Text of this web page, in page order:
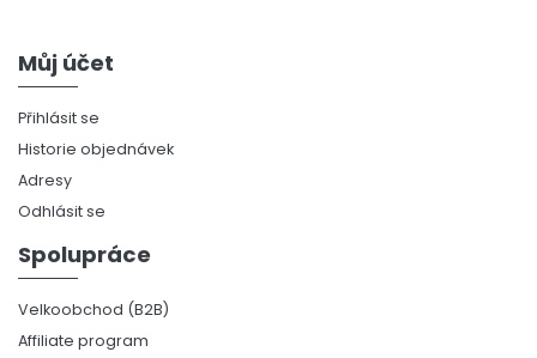
Můj účet
Přihlásit se
Historie objednávek
Adresy
Odhlásit se
Spolupráce
Velkoobchod (B2B)
Affiliate program